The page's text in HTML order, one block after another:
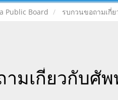
Public Board รบกวนขอถามเกี่
ามเกี่ยวกับศั